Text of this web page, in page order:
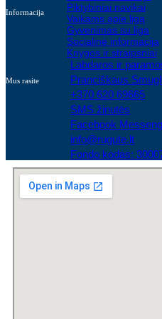
Informacija
Piktybiniai navikai
Vaikams apie ligą
Gyvenimas su liga
Socialinė informacija
Knygos ir straipsniai
Mus rasite
Labdaros ir
Pranciškaus
+370 620 69665
SMS žinutės
Facebook
info@rugute.lt
Fondo kodas: